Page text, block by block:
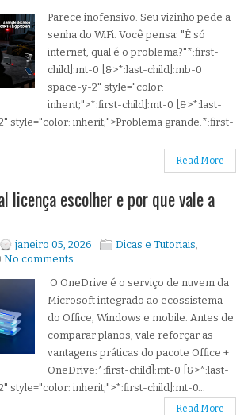
Parece inofensivo. Seu vizinho pede a
senha do WiFi. Você pensa: "É só
internet, qual é o problema?"*:first-
child]:mt-0 [&>*:last-child]:mb-0
space-y-2" style="color:
inherit;">*:first-child]:mt-0 [&>*:last-
style="color: inherit;">Problema grande.*:first-
Read More
licença escolher e por que vale a
janeiro 05, 2026 Dicas e Tutoriais
No comments
O OneDrive é o serviço de nuvem da
Microsoft integrado ao ecossistema
do Office, Windows e mobile. Antes de
comparar planos, vale reforçar as
vantagens práticas do pacote Office +
OneDrive:*:first-child]:mt-0 [&>*:last-
style="color: inherit;">*:first-child]:mt-0...
Read More